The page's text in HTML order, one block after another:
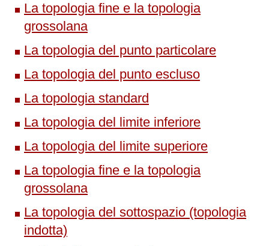
La topologia fine e la topologia
grossolana
La topologia del punto particolare
La topologia del punto escluso
La topologia standard
La topologia del limite inferiore
La topologia del limite superiore
La topologia fine e la topologia
grossolana
La topologia del sottospazio (topologia
indotta)